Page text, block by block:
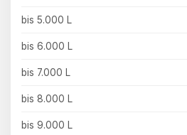
bis 5.000 L
bis 6.000 L
bis 7.000 L
bis 8.000 L
bis 9.000 L